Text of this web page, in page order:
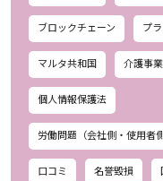
ブロックチェーン プ
マルタ共和国 介護事業
個人情報保護法
労働問題（会社側・使用者側
口コミ 名誉毀損